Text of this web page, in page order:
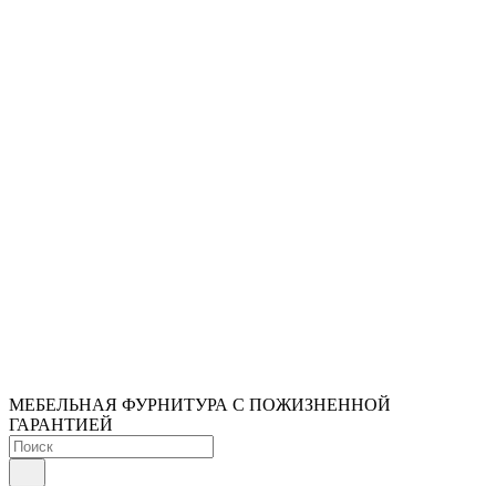
МЕБЕЛЬНАЯ ФУРНИТУРА С ПОЖИЗНЕННОЙ
ГАРАНТИЕЙ